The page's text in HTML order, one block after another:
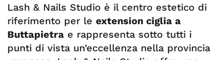
Lash & Nails Studio è il centro estetico di
riferimento per le extension ciglia a
Buttapietra e rappresenta sotto tutti i
punti di vista un’eccellenza nella provincia